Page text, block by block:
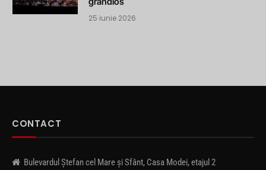
25 iunie 2026
CONTACT
Bulevardul Ștefan cel Mare și Sfânt, Casa Modei, etajul 2